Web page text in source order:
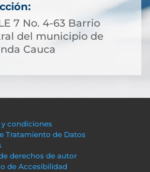
7 No. 4-63 Barrio
del municipio de
Cauca
y condiciones
Tratamiento de Datos
derechos de autor
de Accesibilidad